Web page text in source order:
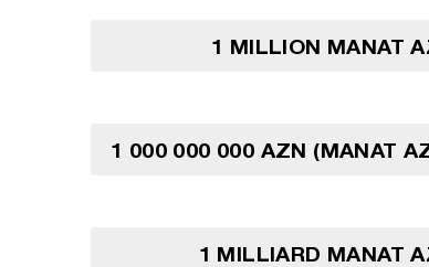
1 MILLION MANAT
1 000 000 000 AZN (MANAT
1 MILLIARD MANAT